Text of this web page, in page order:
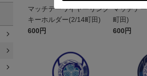
マッチデーワイヤーリング
キーホルダー(2/14町田)
600円
マッチデ
町田)
600円